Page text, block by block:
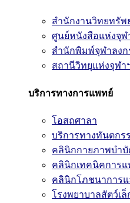
สำนักงานวิทยทรัพ
ศูนย์หนังสือแห่งจุฬ
สำนักพิมพ์จุฬาลง
สถานีวิทยุแห่งจุฬา
บริการทางการแพทย์
โอสถศาลา
บริการทางทันตกร
คลินิกกายภาพบำบั
คลินิกเทคนิคการแ
คลินิกโภชนาการ
โรงพยาบาลสัตว์เล็